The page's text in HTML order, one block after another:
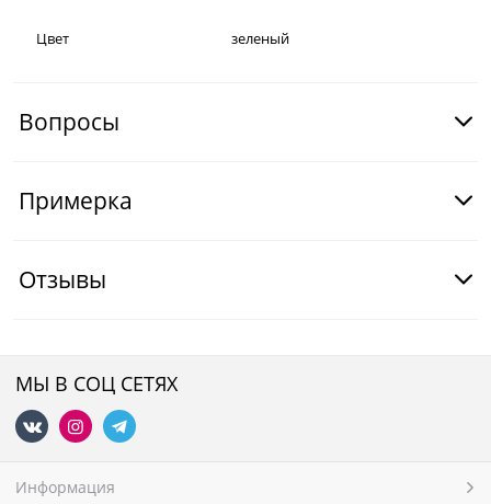
Цвет зеленый
Вопросы
Примерка
Отзывы
МЫ В СОЦ СЕТЯХ
Информация